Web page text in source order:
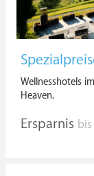
Wellnesshotels
Heaven.
Ersparnis